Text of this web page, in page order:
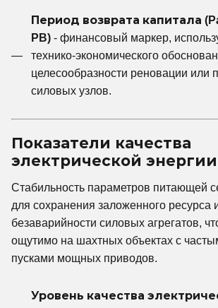
Период возврата капитала
PB) - финансовый маркер,
технико-экономического
целесообразности реновации или
силовых узлов.
Показатели качества
электрической энергии
Стабильность параметров питающей
для сохранения заложенного ресурса
безаварийности силовых агрегатов,
ощутимо на шахтных объектах с
пусками мощных приводов.
Уровень качества